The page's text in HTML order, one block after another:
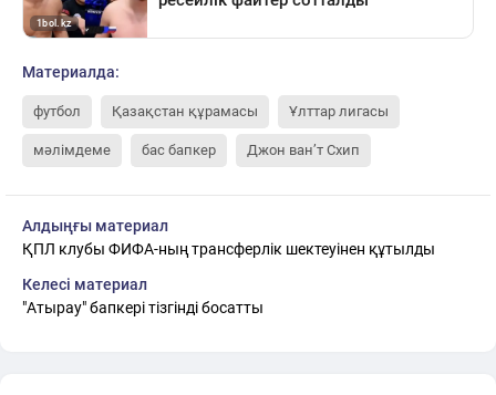
Материалда:
футбол Қазақстан құрамасы Ұлттар лигасы
мәлімдеме бас бапкер Джон ван’т Схип
Алдыңғы материал
ҚПЛ клубы ФИФА-ның трансферлік шектеуінен құтылды
Келесі материал
"Атырау" бапкері тізгінді босатты